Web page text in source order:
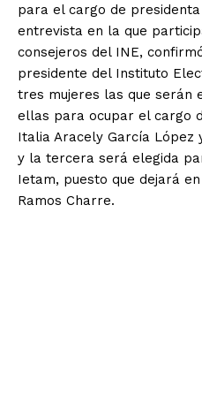
para el cargo de
entrevista en la que
consejeros del INE,
presidente del Instituto
tres mujeres las que serán
ellas para ocupar el cargo
Italia Aracely García López
y la tercera será elegida
Ietam, puesto que dejará
Ramos Charre.